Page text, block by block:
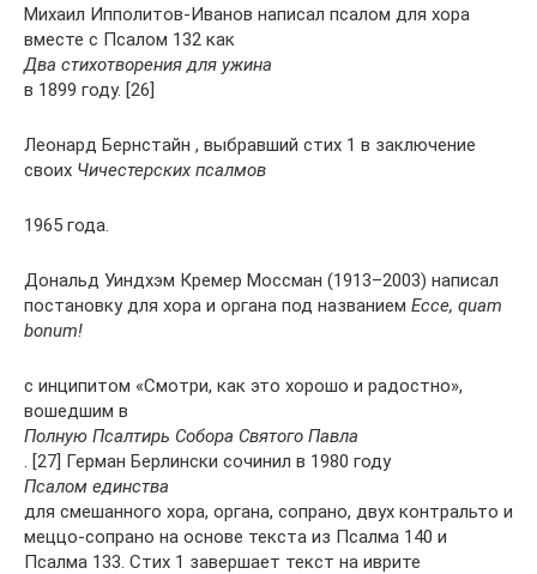
Михаил Ипполитов-Иванов написал псалом для хора
вместе с Псалом 132 как
Два стихотворения для ужина
в 1899 году. [26]
Леонард Бернстайн , выбравший стих 1 в заключение
своих Чичестерских псалмов
1965 года.
Дональд Уиндхэм Кремер Моссман (1913–2003) написал
постановку для хора и органа под названием Ecce, quam
bonum!
с инципитом «Смотри, как это хорошо и радостно»,
вошедшим в
Полную Псалтирь Собора Святого Павла
. [27] Герман Берлински сочинил в 1980 году
Псалом единства
для смешанного хора, органа, сопрано, двух контральто и
меццо-сопрано на основе текста из Псалма 140 и
Псалма 133. Стих 1 завершает текст на иврите